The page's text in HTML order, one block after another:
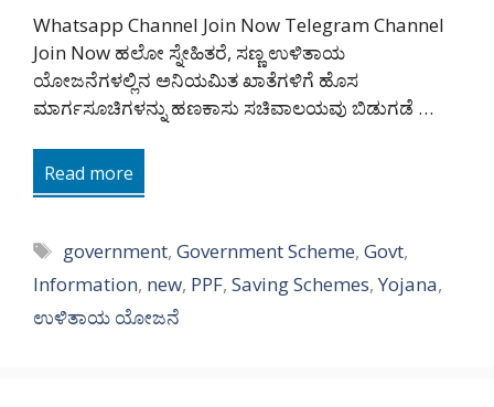
Whatsapp Channel Join Now Telegram Channel
Join Now ಹಲೋ ಸ್ನೇಹಿತರೆ, ಸಣ್ಣ ಉಳಿತಾಯ
ಯೋಜನೆಗಳಲ್ಲಿನ ಅನಿಯಮಿತ ಖಾತೆಗಳಿಗೆ ಹೊಸ
ಮಾರ್ಗಸೂಚಿಗಳನ್ನು ಹಣಕಾಸು ಸಚಿವಾಲಯವು ಬಿಡುಗಡೆ …
Read more
Tags
government,Government Scheme,Govt,
Information, new, PPF, Saving Schemes, Yojana,
ಉಳಿತಾಯ ಯೋಜನೆ